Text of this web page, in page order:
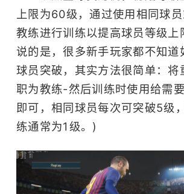
上限为60级，通过使用相同球
教练进行训练以提高球员等级上
说的是，很多新手玩家都不知道
球员突破，其实方法很简单：将
职为教练-然后训练时使用给需
即可，相同球员每次可突破5级
练通常为1级。)